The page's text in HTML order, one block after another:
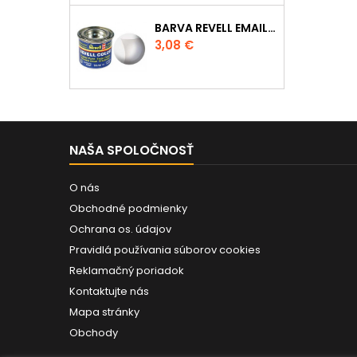
BARVA REVELL EMAILOVÁ - 32102: MATNÁ ČIRÁ (CLEAR MAT)
Cena
3,08 €
NAŠA SPOLOČNOSŤ
O nás
Obchodné podmienky
Ochrana os. údajov
Pravidlá používania súborov cookies
Reklamačný poriadok
Kontaktujte nás
Mapa stránky
Obchody